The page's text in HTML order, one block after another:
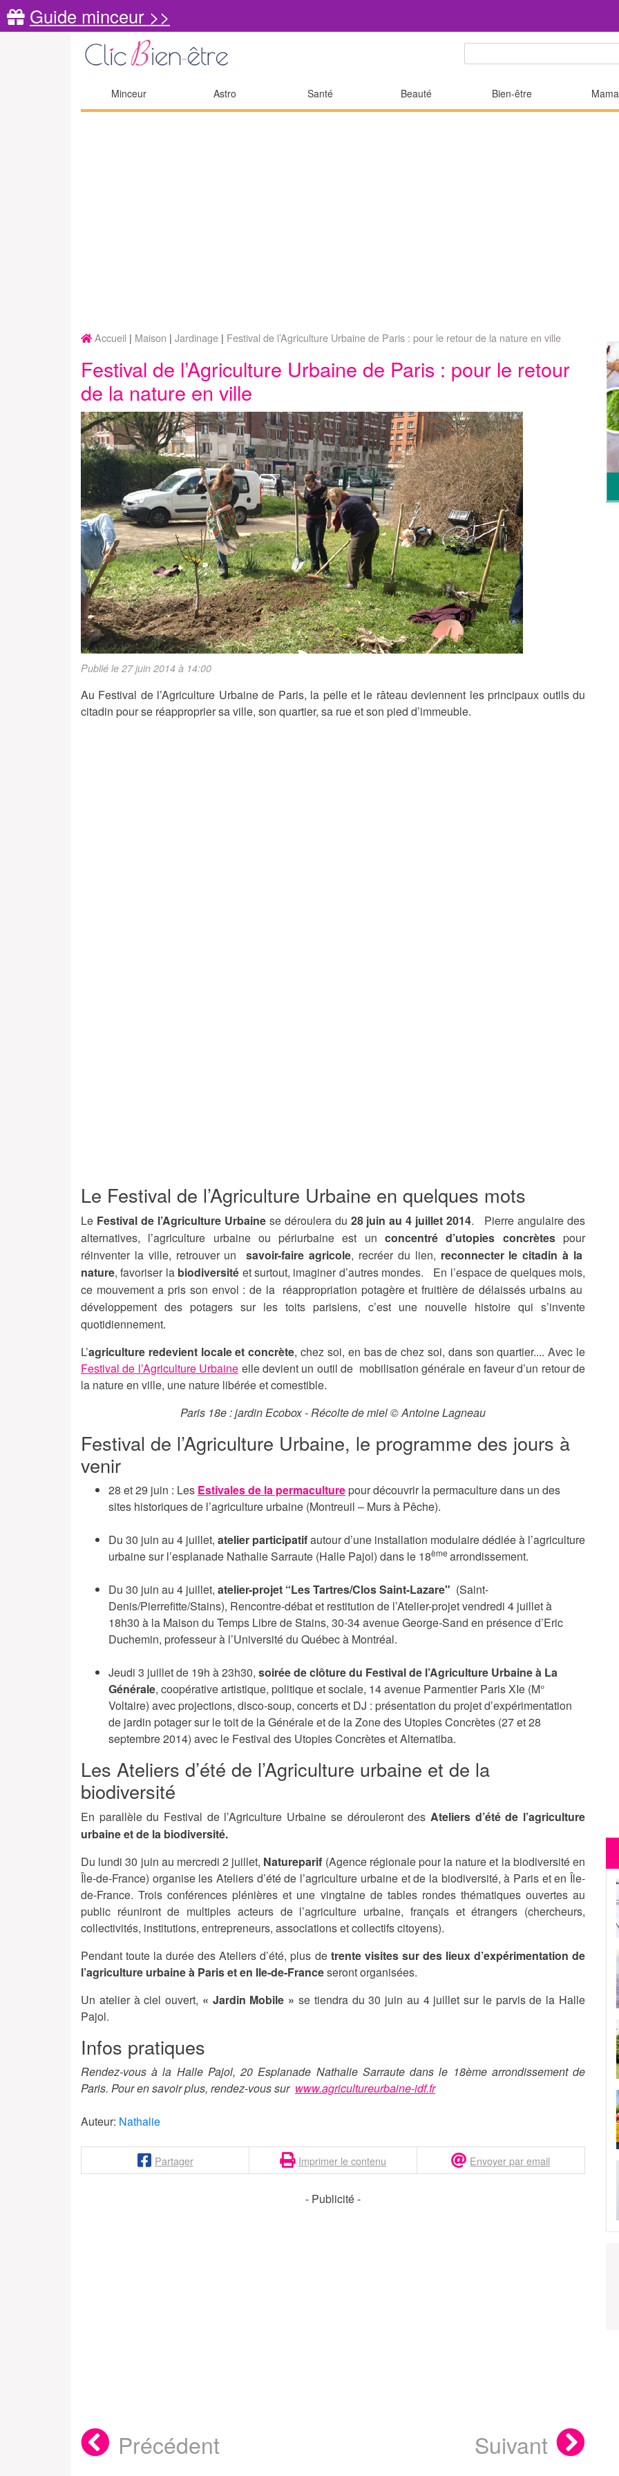
Guide minceur >>
Minceur Astro Santé Beauté Bien-être
Accueil Maison Jardinage Festival de l’Agriculture Urbaine de Paris : pour le retour de la nature en ville
Festival de l’Agriculture Urbaine de Paris : pour le retour
de la nature en ville
Publié le 27 juin 2014 à 14:00
Au Festival de l’Agriculture Urbaine de Paris, la pelle et le râteau deviennent les principaux outils du
citadin pour se réapproprier sa ville, son quartier, sa rue et son pied d’immeuble.
Le Festival de l’Agriculture Urbaine en quelques mots
Le Festival de l’Agriculture Urbainese déroulera du 28 juin au 4 juillet 2014. Pierre angulaire des
alternatives, l’agriculture urbaine ou périurbaine est unconcentré d’utopies concrètespour
réinventer la ville, retrouver unsavoir-faire agricole, recréer du lien, reconnecter le citadin à la
nature, favoriser labiodiversité et surtout, imaginer d’autres mondes. En l’espace de quelques mois,
ce mouvement a pris son envol : de la réappropriation potagère et fruitière de délaissés urbains au
développement des potagers sur les toits parisiens, c’est une nouvelle histoire qui s’invente
quotidiennement.
L’agriculture redevient locale et concrète, chez soi, en bas de chez soi, dans son quartier.... Avec le
Festival de l’Agriculture Urbaine elle devient un outil de mobilisation générale en faveur d’un retour de
la nature en ville, une nature libérée et comestible.
Paris 18e : jardin Ecobox - Récolte de miel © Antoine Lagneau
Festival de l’Agriculture Urbaine, le programme des jours à
venir
28 et 29 juin : Les Estivales de la permaculturepour découvrir la permaculture dans un des
sites historiques de l’agriculture urbaine (Montreuil – Murs à Pêche).
Du 30 juin au 4 juillet, atelier participatifautour d’une installation modulaire dédiée à l’agriculture
urbaine sur l’esplanade Nathalie Sarraute (Halle Pajol) dans le 18ème arrondissement.
Du 30 juin au 4 juillet, atelier-projet “Les Tartres/Clos Saint-Lazare" (Saint-
Denis/Pierrefitte/Stains), Rencontre-débat et restitution de l’Atelier-projet vendredi 4 juillet à
18h30 à la Maison du Temps Libre de Stains, 30-34 avenue George-Sand en présence d’Eric
Duchemin, professeur à l’Université du Québec à Montréal.
Jeudi 3 juillet de 19h à 23h30, soirée de clôture du Festival de l’Agriculture Urbaine à La
Générale, coopérative artistique, politique et sociale, 14 avenue Parmentier Paris XIe (M°
Voltaire) avec projections, disco-soup, concerts et DJ : présentation du projet d’expérimentation
de jardin potager sur le toit de la Générale et de la Zone des Utopies Concrètes (27 et 28
septembre 2014) avec le Festival des Utopies Concrètes et Alternatiba.
Les Ateliers d’été de l’Agriculture urbaine et de la
biodiversité
En parallèle du Festival de l’Agriculture Urbaine se dérouleront des Ateliers d’été de l’agriculture
urbaine et de la biodiversité.
Du lundi 30 juin au mercredi 2 juillet, Natureparif (Agence régionale pour la nature et la biodiversité en
Île-de-France) organise les Ateliers d’été de l’agriculture urbaine et de la biodiversité, à Paris et en Île-
de-France. Trois conférences plénières et une vingtaine de tables rondes thématiques ouvertes au
public réuniront de multiples acteurs de l’agriculture urbaine, français et étrangers (chercheurs,
collectivités, institutions, entrepreneurs, associations et collectifs citoyens).
Pendant toute la durée des Ateliers d’été, plus detrente visites sur des lieux d’expérimentation de
l’agriculture urbaine à Paris et en Ile-de-Franceseront organisées.
Un atelier à ciel ouvert, « Jardin Mobile » se tiendra du 30 juin au 4 juillet sur le parvis de la Halle
Pajol.
Infos pratiques
Rendez-vous à la Halle Pajol, 20 Esplanade Nathalie Sarraute dans le 18ème arrondissement de
Paris. Pour en savoir plus, rendez-vous sur www.agricultureurbaine-idf.fr
Auteur: Nathalie
Partager Imprimer le contenu Envoyer par email
- Publicité -
Précédent Suivant